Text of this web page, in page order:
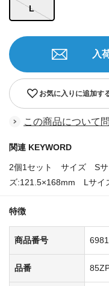
L
お気に入りに追加す
入
この商品について
関連 KEYWORD
2個1セット サイズ S
ズ:121.5×168mm Lサイ
特徴
商品番号
品番